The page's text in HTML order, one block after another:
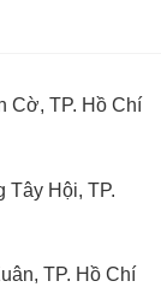
Cờ, TP. Hồ Chí
Hội, TP.
TP. Hồ Chí